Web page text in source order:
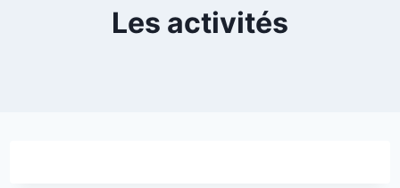
Les activités